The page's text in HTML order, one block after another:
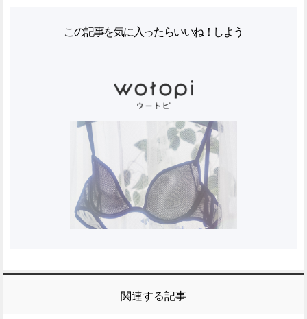
この記事を気に入ったらいいね！しよう
関連する記事